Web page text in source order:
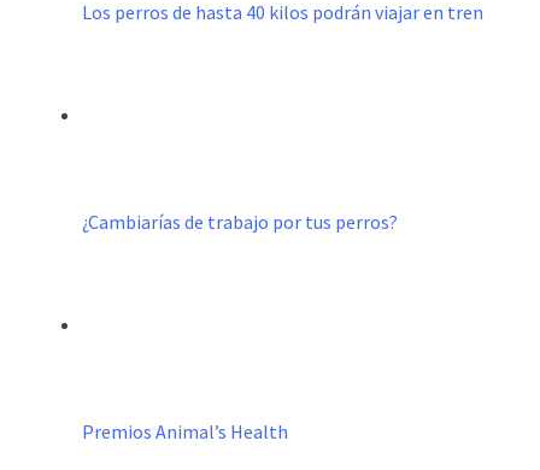
Los perros de hasta 40 kilos podrán viajar en tren
¿Cambiarías de trabajo por tus perros?
Premios Animal’s Health